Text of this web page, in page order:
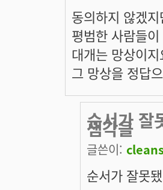
동의하지 않겠
평범한 사람들
대개는 망상이
그 망상을 정답
순서가 잘
샘각을
글쓴이:
순서가 잘못